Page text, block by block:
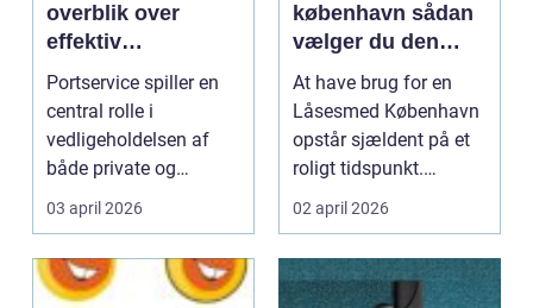
overblik over
effektiv
vedligeholdelse og
reparation
Portservice spiller en
central rolle i
vedligeholdelsen af
både private og
erhvervsmæssige
ejendomme...
03 april 2026
københavn sådan
vælger du den
rigtige hjælp
At have brug for en
Låsesmed København
opstår sjældent på et
roligt tidspunkt.
Nøglen knækker i
låse...
02 april 2026